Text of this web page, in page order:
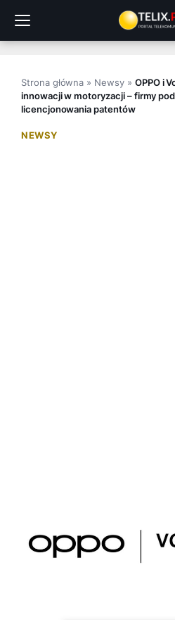
treści
Strona główna » Newsy» OPPO i
innowacji w motoryzacji – firmy
licencjonowania patentów
NEWSY